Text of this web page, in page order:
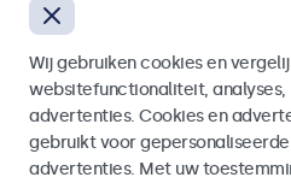
27 Inch Monitor Metaal
Artikelnummer:27HD7M
100+ stuks beschikbaar
Wij gebruiken cookies en
websitefunctionaliteit, analyses,
advertenties. Cookies en
gebruikt voor
advertenties. Met uw